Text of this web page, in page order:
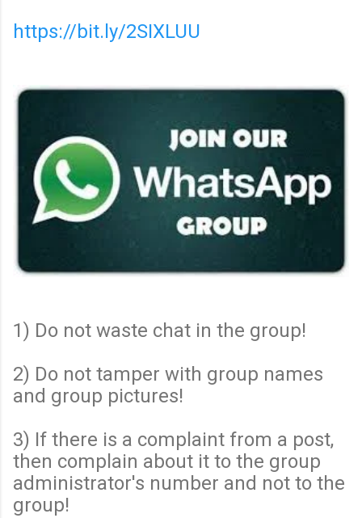
https://bit.ly/2SIXLUU
1) Do not waste chat in the group!
2) Do not tamper with group names
and group pictures!
3) If there is a complaint from a post,
then complain about it to the group
administrator's number and not to the
group!